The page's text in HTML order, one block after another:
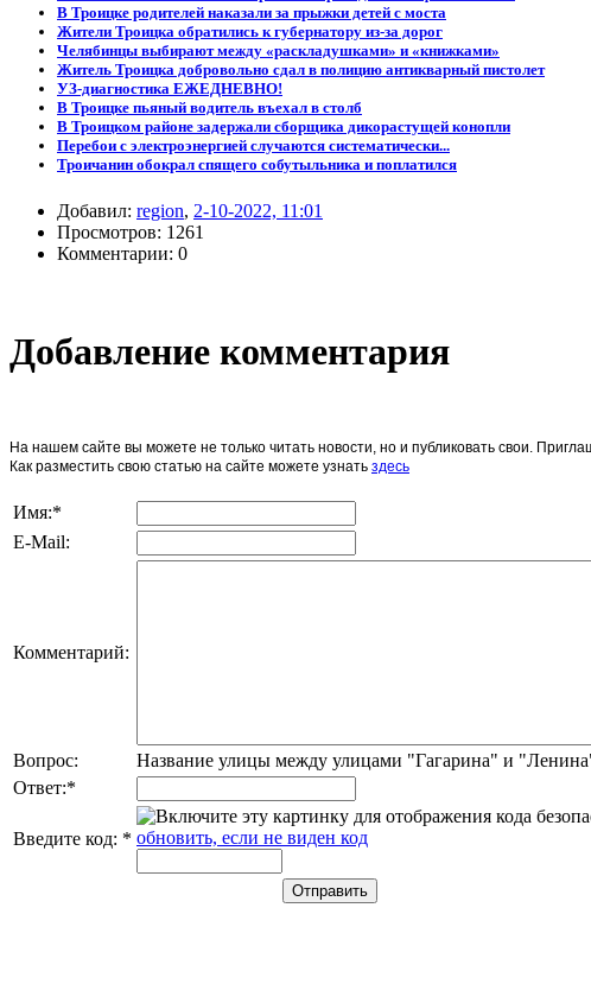
В Троицке родителей наказали за прыжки детей с моста
Жители Троицка обратились к губернатору из-за дорог
Челябинцы выбирают между «раскладушками» и «книжками»
Житель Троицка добровольно сдал в полицию антикварный пистолет
УЗ-диагностика ЕЖЕДНЕВНО!
В Троицке пьяный водитель въехал в столб
В Троицком районе задержали сборщика дикорастущей конопли
Перебои с электроэнергией случаются систематически...
Троичанин обокрал спящего собутыльника и поплатился
Добавил: region, 2-10-2022, 11:01
Просмотров: 1261
Комментарии: 0
Добавление комментария
На нашем сайте вы можете не только читать новости, но и публиковать свои.
Как разместить свою статью на сайте можете узнать здесь
Имя:*
E-Mail:
Комментарий:
Вопрос:
Название улицы между улицами "Гагарина" и
Ответ:*
Введите код: * обновить, если не виден код